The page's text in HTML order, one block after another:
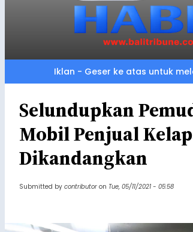
Iklan - Geser ke atas untuk
Selundupkan
Mobil Penjual
Dikandangkan
Submitted by contributor on Tue, 05/11/2021 - 05:58